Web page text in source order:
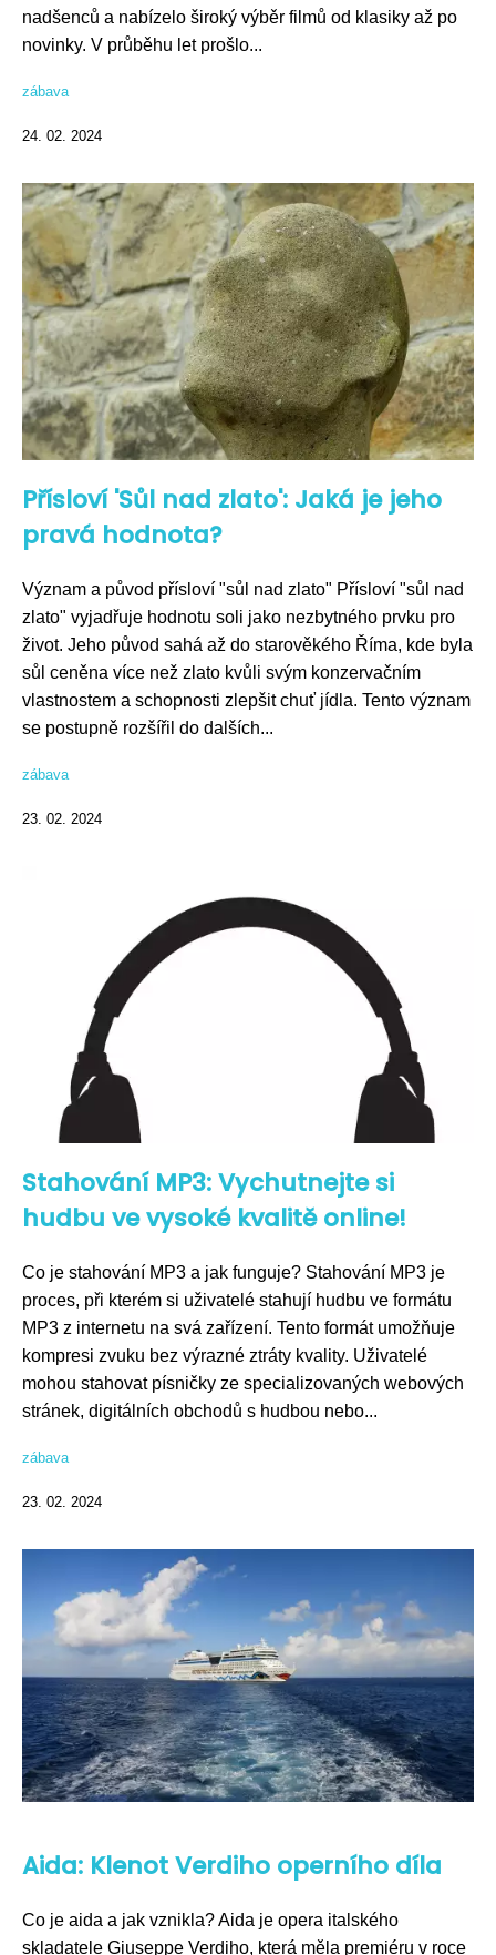
nadšenců a nabízelo široký výběr filmů od klasiky až po
novinky. V průběhu let prošlo...
zábava
24. 02. 2024
Přísloví 'Sůl nad zlato': Jaká je jeho
pravá hodnota?
Význam a původ přísloví "sůl nad zlato" Přísloví "sůl nad
zlato" vyjadřuje hodnotu soli jako nezbytného prvku pro
život. Jeho původ sahá až do starověkého Říma, kde byla
sůl ceněna více než zlato kvůli svým konzervačním
vlastnostem a schopnosti zlepšit chuť jídla. Tento význam
se postupně rozšířil do dalších...
zábava
23. 02. 2024
Stahování MP3: Vychutnejte si
hudbu ve vysoké kvalitě online!
Co je stahování MP3 a jak funguje? Stahování MP3 je
proces, při kterém si uživatelé stahují hudbu ve formátu
MP3 z internetu na svá zařízení. Tento formát umožňuje
kompresi zvuku bez výrazné ztráty kvality. Uživatelé
mohou stahovat písničky ze specializovaných webových
stránek, digitálních obchodů s hudbou nebo...
zábava
23. 02. 2024
Aida: Klenot Verdiho operního díla
Co je aida a jak vznikla? Aida je opera italského
skladatele Giuseppe Verdiho, která měla premiéru v roce